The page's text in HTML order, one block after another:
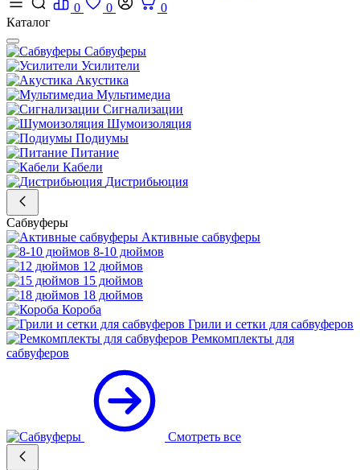
0
0
0
Каталог
Сабвуферы
Усилители
Акустика
Мультимедиа
Сигнализации
Шумоизоляция
Подиумы
Питание
Кабели
Дистрибьюция
Сабвуферы
Активные сабвуферы
8-10 дюймов
12 дюймов
15 дюймов
18 дюймов
Короба
Грили и сетки для сабвуферов
Ремкомплекты для
сабвуферов
Смотреть все